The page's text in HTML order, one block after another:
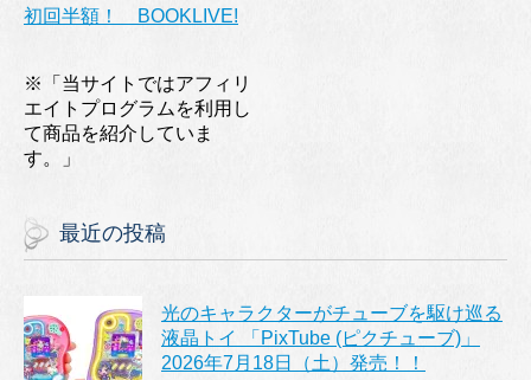
初回半額！ BOOKLIVE!
※「当サイトではアフィリ
エイトプログラムを利用し
て商品を紹介していま
す。」
最近の投稿
光のキャラクターがチューブを駆け巡る
液晶トイ 「PixTube (ピクチューブ)」
2026年7月18日（土）発売！！